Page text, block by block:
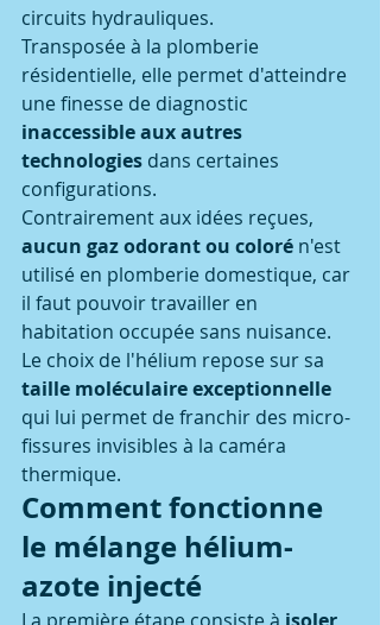
circuits hydrauliques.
Transposée à la plomberie
résidentielle, elle permet d'atteindre
une finesse de diagnostic
inaccessible aux autres
technologies dans certaines
configurations.
Contrairement aux idées reçues,
aucun gaz odorant ou coloré n'est
utilisé en plomberie domestique, car
il faut pouvoir travailler en
habitation occupée sans nuisance.
Le choix de l'hélium repose sur sa
taille moléculaire exceptionnelle
qui lui permet de franchir des micro-
fissures invisibles à la caméra
thermique.
Comment fonctionne
le mélange hélium-
azote injecté